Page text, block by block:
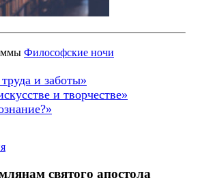
Философские ночи
и заботы»
и творчестве»
святого апостола